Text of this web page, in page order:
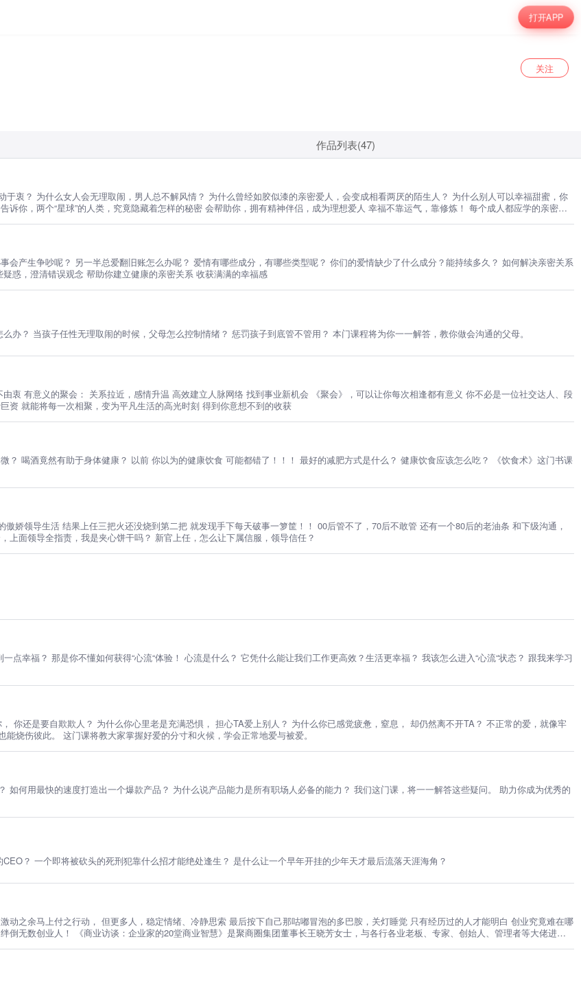
打开APP
关注
作品列表(47)
衷？ 为什么女人会无理取闹，男人总不解风情？ 为什么曾经如胶似漆的亲密爱人，会变成相看两厌的陌生人？ 为什么别人可以幸福甜蜜，你
你，两个“星球”的人类，究竟隐藏着怎样的秘密 会帮助你，拥有精神伴侣，成为理想爱人 幸福不靠运气，靠修炼！ 每个成人都应学的亲密关
会产生争吵呢？ 另一半总爱翻旧账怎么办呢？ 爱情有哪些成分，有哪些类型呢？ 你们的爱情缺少了什么成分？能持续多久？ 如何解决亲密关系
惑，澄清错误观念 帮助你建立健康的亲密关系 收获满满的幸福感
办？ 当孩子任性无理取闹的时候，父母怎么控制情绪？ 惩罚孩子到底管不管用？ 本门课程将为你一一解答，教你做会沟通的父母。
衷 有意义的聚会： 关系拉近，感情升温 高效建立人脉网络 找到事业新机会 《聚会》，可以让你每次相逢都有意义 你不必是一位社交达人、段
资 就能将每一次相聚，变为平凡生活的高光时刻 得到你意想不到的收获
的减肥方式是什么？ 健康饮食应该怎么吃？ 《饮食术》这门书课
没烧到第二把 就发现手下每天破事一箩筐！！ 00后管不了，70后不敢管 还有一个80后的老油条 和下级沟通，
面领导全指责，我是夹心饼干吗？ 新官上任，怎么让下属信服，领导信任？
入“心流“状态？ 跟我来学习
要自欺欺人？ 为什么你心里老是充满恐惧， 担心TA爱上别人？ 为什么你已感觉疲惫，窒息， 却仍然离不开TA？ 不正常的爱，就像牢
烧伤彼此。 这门课将教大家掌握好爱的分寸和火候，学会正常地爱与被爱。
个爆款产品？ 为什么说产品能力是所有职场人必备的能力？ 我们这门课，将一一解答这些疑问。 助力你成为优秀的
？ 一个即将被砍头的死刑犯靠什么招才能绝处逢生？ 是什么让一个早年开挂的少年天才最后流落天涯海角？
动之余马上付之行动， 但更多人，稳定情绪、冷静思索 最后按下自己那咕嘟冒泡的多巴胺，关灯睡觉 只有经历过的人才能明白 创业究竟难在哪
倒无数创业人！ 《商业访谈：企业家的20堂商业智慧》是聚商圈集团董事长王晓芳女士，与各行各业老板、专家、创始人、管理者等大佬进行